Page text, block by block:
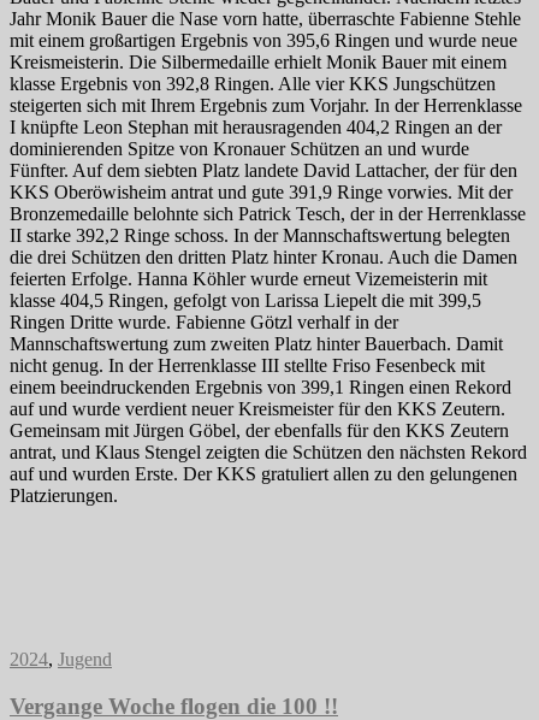
Jahr Monik Bauer die Nase vorn hatte, überraschte Fabienne Stehle
mit einem großartigen Ergebnis von 395,6 Ringen und wurde neue
Kreismeisterin. Die Silbermedaille erhielt Monik Bauer mit einem
klasse Ergebnis von 392,8 Ringen. Alle vier KKS Jungschützen
steigerten sich mit Ihrem Ergebnis zum Vorjahr. In der Herrenklasse
I knüpfte Leon Stephan mit herausragenden 404,2 Ringen an der
dominierenden Spitze von Kronauer Schützen an und wurde
Fünfter. Auf dem siebten Platz landete David Lattacher, der für den
KKS Oberöwisheim antrat und gute 391,9 Ringe vorwies. Mit der
Bronzemedaille belohnte sich Patrick Tesch, der in der Herrenklasse
II starke 392,2 Ringe schoss. In der Mannschaftswertung belegten
die drei Schützen den dritten Platz hinter Kronau. Auch die Damen
feierten Erfolge. Hanna Köhler wurde erneut Vizemeisterin mit
klasse 404,5 Ringen, gefolgt von Larissa Liepelt die mit 399,5
Ringen Dritte wurde. Fabienne Götzl verhalf in der
Mannschaftswertung zum zweiten Platz hinter Bauerbach. Damit
nicht genug. In der Herrenklasse III stellte Friso Fesenbeck mit
einem beeindruckenden Ergebnis von 399,1 Ringen einen Rekord
auf und wurde verdient neuer Kreismeister für den KKS Zeutern.
Gemeinsam mit Jürgen Göbel, der ebenfalls für den KKS Zeutern
antrat, und Klaus Stengel zeigten die Schützen den nächsten Rekord
auf und wurden Erste. Der KKS gratuliert allen zu den gelungenen
Platzierungen.
2024, Jugend
Vergange Woche flogen die 100 !!